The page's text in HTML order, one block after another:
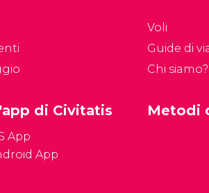
Voli
Guide di
Chi siamo?
di Civitatis
App
App
Metodi